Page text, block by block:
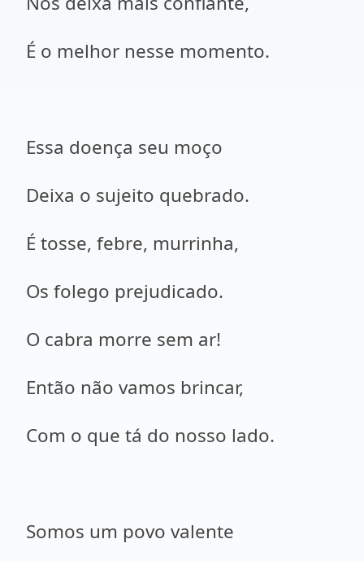
É o melhor nesse momento.
Essa doença seu moço
Deixa o sujeito quebrado.
É tosse, febre, murrinha,
Os folego prejudicado.
O cabra morre sem ar!
Então não vamos brincar,
Com o que tá do nosso lado.
Somos um povo valente